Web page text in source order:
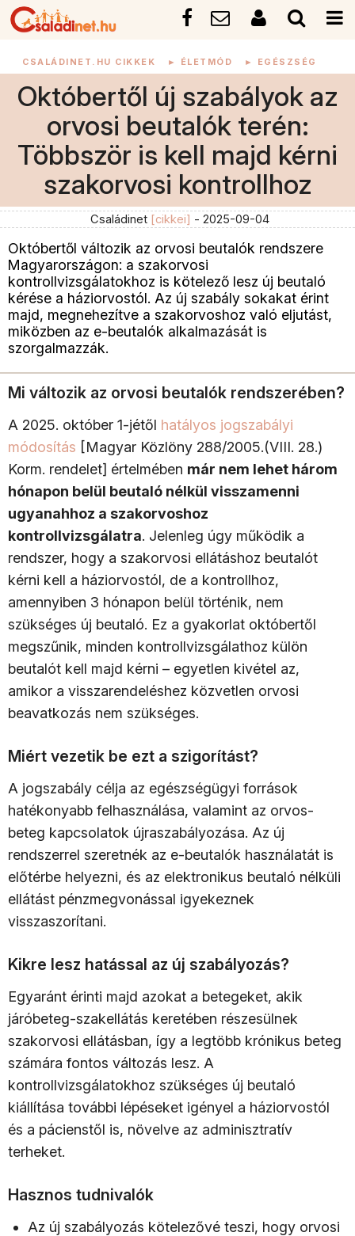
CSALÁDINET.HU CIKKEK ► ÉLETMÓD ► EGÉSZSÉG
Októbertől új szabályok az
orvosi beutalók terén:
Többször is kell majd kérni
szakorvosi kontrollhoz
Családinet [cikkei] - 2025-09-04
Októbertől változik az orvosi beutalók rendszere
Magyarországon: a szakorvosi
kontrollvizsgálatokhoz is kötelező lesz új beutaló
kérése a háziorvostól. Az új szabály sokakat érint
majd, megnehezítve a szakorvoshoz való eljutást,
miközben az e-beutalók alkalmazását is
szorgalmazzák.
Mi változik az orvosi beutalók rendszerében?
A 2025. október 1-jétől hatályos jogszabályi
módosítás [Magyar Közlöny 288/2005.(VIII. 28.)
Korm. rendelet] értelmében már nem lehet három
hónapon belül beutaló nélkül visszamenni
ugyanahhoz a szakorvoshoz
kontrollvizsgálatra. Jelenleg úgy működik a
rendszer, hogy a szakorvosi ellátáshoz beutalót
kérni kell a háziorvostól, de a kontrollhoz,
amennyiben 3 hónapon belül történik, nem
szükséges új beutaló. Ez a gyakorlat októbertől
megszűnik, minden kontrollvizsgálathoz külön
beutalót kell majd kérni – egyetlen kivétel az,
amikor a visszarendeléshez közvetlen orvosi
beavatkozás nem szükséges.
Miért vezetik be ezt a szigorítást?
A jogszabály célja az egészségügyi források
hatékonyabb felhasználása, valamint az orvos-
beteg kapcsolatok újraszabályozása. Az új
rendszerrel szeretnék az e-beutalók használatát is
előtérbe helyezni, és az elektronikus beutaló nélküli
ellátást pénzmegvonással igyekeznek
visszaszorítani.
Kikre lesz hatással az új szabályozás?
Egyaránt érinti majd azokat a betegeket, akik
járóbeteg-szakellátás keretében részesülnek
szakorvosi ellátásban, így a legtöbb krónikus beteg
számára fontos változás lesz. A
kontrollvizsgálatokhoz szükséges új beutaló
kiállítása további lépéseket igényel a háziorvostól
és a pácienstől is, növelve az adminisztratív
terheket.
Hasznos tudnivalók
Az új szabályozás kötelezővé teszi, hogy orvosi